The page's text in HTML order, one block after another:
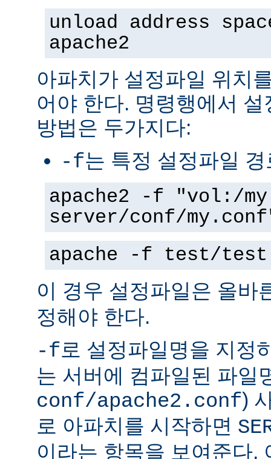
unload address
apache2
아파치가 설정파일 위치
어야 한다. 명령행에서
방법은 두가지다:
-f는 특정 설정파일
apache2 -f "vol:/my
server/conf/
apache -f test/
이 경우 설정파일은 올바
정해야 한다.
-f로 설정파일명을 지정
는 서버에 컴파일된 파일
conf/apache2.conf)
로 아파치를 시작하면
이라는 항목을 보여준다.